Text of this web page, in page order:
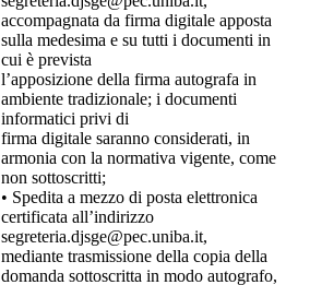
accompagnata da firma digitale apposta
sulla medesima e su tutti i documenti in
cui è prevista
l’apposizione della firma autografa in
ambiente tradizionale; i documenti
informatici privi di
firma digitale saranno considerati, in
armonia con la normativa vigente, come
non sottoscritti;
• Spedita a mezzo di posta elettronica
certificata all’indirizzo
segreteria.djsge@pec.uniba.it,
mediante trasmissione della copia della
domanda sottoscritta in modo autografo,